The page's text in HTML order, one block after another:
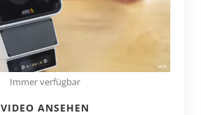
Immer verfügbar
VIDEO ANSEHEN